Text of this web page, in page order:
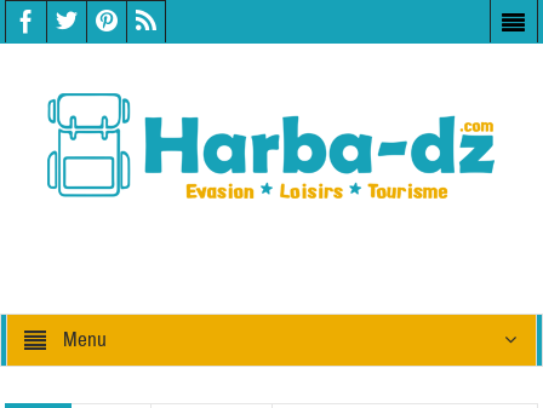
Menu